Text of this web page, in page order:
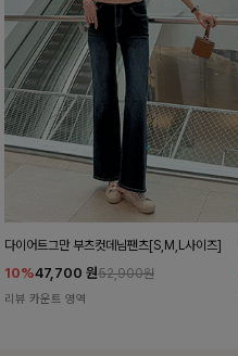
다이어트그만 부츠컷데님팬츠[S,M,L사이즈]
10%47,700 원52,900원
리뷰 카운트 영역